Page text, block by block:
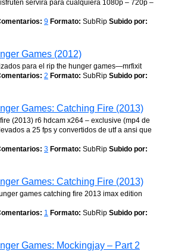
servira para cualquiera 1080p – 720p –
9 Formato: SubRip Subido por:
Games (2012)
para el rip the hunger games—mrfixit
2 Formato: SubRip Subido por:
Games: Catching Fire (2013)
(2013) r6 hdcam x264 – exclusive (mp4 de
a 25 fps y convertidos de utf a ansi que
3 Formato: SubRip Subido por:
Games: Catching Fire (2013)
games catching fire 2013 imax edition
1 Formato: SubRip Subido por:
Games: Mockingjay – Part 2